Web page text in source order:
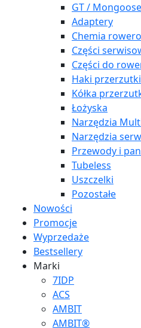
GT / Mongoose
Adaptery
Chemia
Części
Części do
Haki przerzutki
Kółka
Łożyska
Narzędzia
Narzędzia
Przewody i
Tubeless
Uszczelki
Pozostałe
Nowości
Promocje
Wyprzedaże
Bestsellery
Marki
7IDP
ACS
AMBIT
AMBIT®